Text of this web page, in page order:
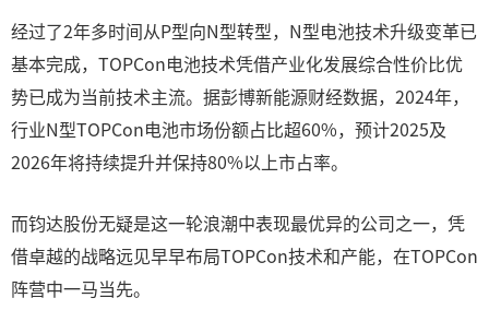
经过了2年多时间从P型向N型转型，N型电池技术升级变革已
基本完成，TOPCon电池技术凭借产业化发展综合性价比优
势已成为当前技术主流。据彭博新能源财经数据，2024年，
行业N型TOPCon电池市场份额占比超60%，预计2025及
2026年将持续提升并保持80%以上市占率。
而钧达股份无疑是这一轮浪潮中表现最优异的公司之一，凭
借卓越的战略远见早早布局TOPCon技术和产能，在TOPCon
阵营中一马当先。